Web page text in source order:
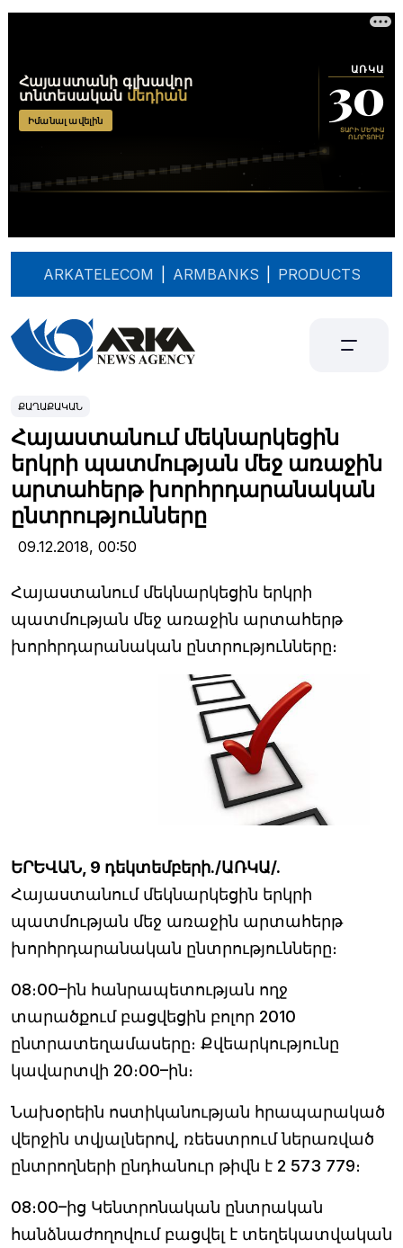
ARKATELECOM ARMBANKS PRODUCTS
ՔԱՂԱՔԱԿԱՆ
Հայաստանում մեկնարկեցին
երկրի պատմության մեջ առաջին
արտահերթ խորհրդարանական
ընտրությունները
09.12.2018, 00:50
Հայաստանում մեկնարկեցին երկրի
պատմության մեջ առաջին արտահերթ
խորհրդարանական ընտրությունները։
ԵՐԵՎԱՆ, 9 դեկտեմբերի./ԱՌԿԱ/.
Հայաստանում մեկնարկեցին երկրի
պատմության մեջ առաջին արտահերթ
խորհրդարանական ընտրությունները։
08։00–ին հանրապետության ողջ
տարածքում բացվեցին բոլոր 2010
ընտրատեղամասերը։ Քվեարկությունը
կավարտվի 20։00–ին։
Նախօրեին ոստիկանության հրապարակած
վերջին տվյալներով, ռեեստրում ներառված
ընտրողների ընդհանուր թիվն է 2 573 779։
08։00–ից Կենտրոնական ընտրական
հանձնաժողովում բացվել է տեղեկատվական